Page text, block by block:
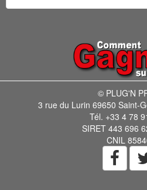
© PLUG'N
3 rue du Lurin 69650 Saint-
Tél. +33 4 78
SIRET 443 696
CNIL